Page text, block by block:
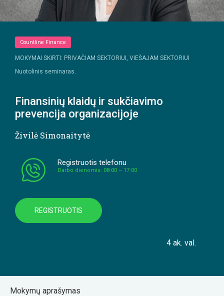
Countline Finance
MOKYMAI SKIRTI: PRIVAČIAM SEKTORIUI, VIEŠAJAM SEKTORIUI
Nuotolinis seminaras.
Finansinių klaidų ir sukčiavimo
prevencija organizacijoje
Živilė Simonaitytė
Registruotis telefonu
Darbo dienomis: 08:00 – 17:00
REGISTRUOTIS
4 ak. val.
Mokymų aprašymas